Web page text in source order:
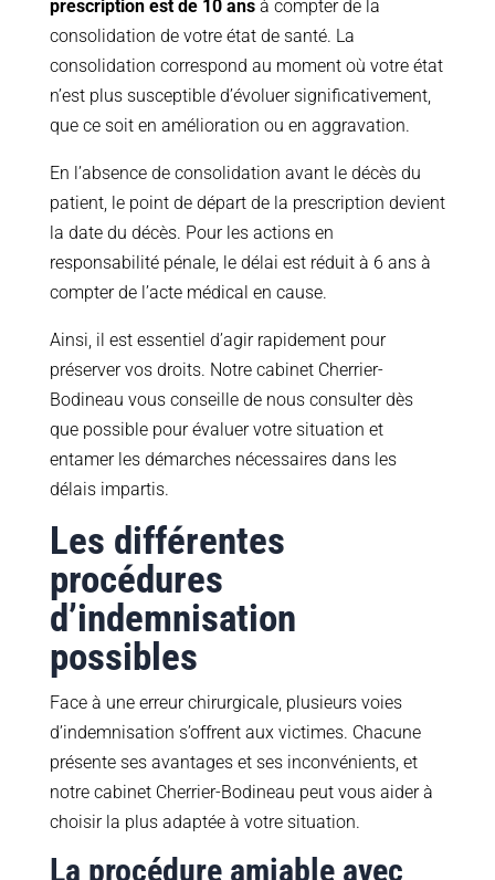
prescription est de 10 ansà compter de la
consolidation de votre état de santé. La
consolidation correspond au moment où votre état
n’est plus susceptible d’évoluer significativement,
que ce soit en amélioration ou en aggravation.
En l’absence de consolidation avant le décès du
patient, le point de départ de la prescription devient
la date du décès. Pour les actions en
responsabilité pénale, le délai est réduit à 6 ans à
compter de l’acte médical en cause.
Ainsi, il est essentiel d’agir rapidement pour
préserver vos droits. Notre cabinet Cherrier-
Bodineau vous conseille de nous consulter dès
que possible pour évaluer votre situation et
entamer les démarches nécessaires dans les
délais impartis.
Les différentes
procédures
d’indemnisation
possibles
Face à une erreur chirurgicale, plusieurs voies
d’indemnisation s’offrent aux victimes. Chacune
présente ses avantages et ses inconvénients, et
notre cabinet Cherrier-Bodineau peut vous aider à
choisir la plus adaptée à votre situation.
La procédure amiable avec